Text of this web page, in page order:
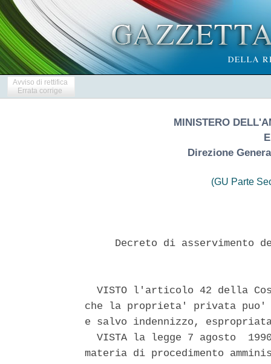
Avviso di rettifica
Errata corrige
MINISTERO
Direzione
(GU Parte